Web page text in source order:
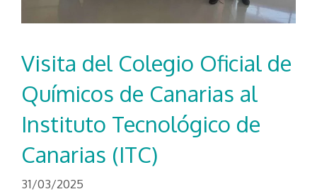
Visita del Colegio Oficial de
Químicos de Canarias al
Instituto Tecnológico de
Canarias (ITC)
31/03/2025